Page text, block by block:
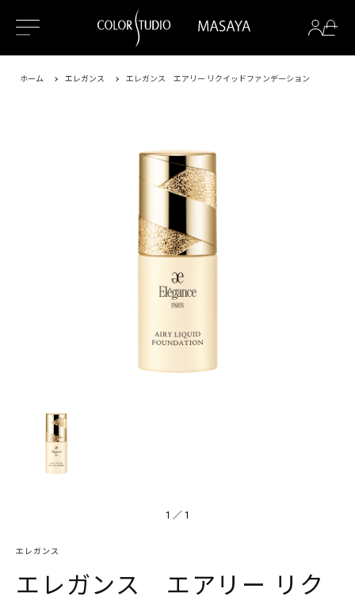
ホーム エレガンス エレガンス エアリー リクイッドファンデーション
1 ／ 1
エレガンス
エレガンス エアリー リク